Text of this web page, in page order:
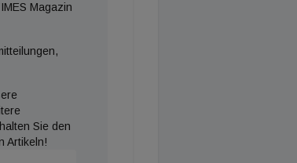
2020 einen
Magazin
Sie den
Artikeln!